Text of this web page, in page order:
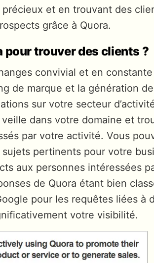
et en trouvant des
grâce à Quora.
pour trouver des clients ?
convivial et en
de marque et la génération
sur votre secteur
dans votre domaine et
par votre activité. Vous
pertinents pour votre
aux personnes intéressées
de Quora étant bien
pour les requêtes liées à
votre visibilité.